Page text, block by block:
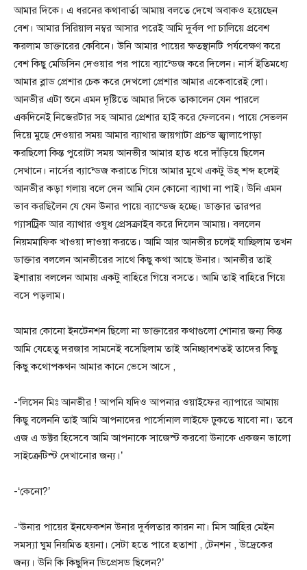
আমার দিকে। এ ধরনের কথাবার্তা আমায় বলতে দেখে অবাকও হয়েছেন
বেশ। আমার সিরিয়াল নম্বর আসার পরেই আমি দুর্বল পা চালিয়ে প্রবেশ
করলাম ডাক্তারের কেবিনে। উনি আমার পায়ের ক্ষতস্থানটি পর্যবেক্ষণ করে
বেশ কিছু মেডিসিন দেওয়ার পর পায়ে ব্যান্ডেজ করে দিলেন। নার্স ইতিমধ্যে
আমার ব্লাড প্রেশার চেক করে দেখলো প্রেশার আমার একেবারেই লো।
আনভীর এটা শুনে এমন দৃষ্টিতে আমার দিকে তাকালেন যেন পারলে
একদিনেই নিজেরটার সহ আমার প্রেশার হাই করে ফেলবেন। পায়ে সেভলন
দিয়ে মুছে দেওয়ার সময় আমার ব্যাথার জায়গাটা প্রচন্ড জ্বালাপোড়া
করছিলো কিন্ত পুরোটা সময় আনভীর আমার হাত ধরে দাঁড়িয়ে ছিলেন
সেখানে। নার্সের ব্যান্ডেজ করাতে গিয়ে আমার মুখে একটু উহ্ শব্দ হলেই
আনভীর কড়া গলায় বলে দেন আমি যেন কোনো ব্যাথা না পাই। উনি এমন
ভাব করছিলৈন যে যেন উনার পায়ে ব্যান্ডেজ হচ্ছে। ডাক্তার তারপর
গ্যাসট্রিক আর ব্যাথার ওষুধ প্রেসক্রাইব করে দিলেন আমায়। বললেন
নিয়মমাফিক খাওয়া দাওয়া করতে। আমি আর আনভীর চলেই যাচ্ছিলাম তখন
ডাক্তার বললেন আনভীরের সাথে কিছু কথা আছে উনার। আনভীর তাই
ইশারায় বললেন আমায় একটু বাহিরে গিয়ে বসতে। আমি তাই বাহিরে গিয়ে
বসে পড়লাম।
আমার কোনো ইনটেনশন ছিলো না ডাক্তারের কথাগুলো শোনার জন্য কিন্ত
আমি যেহেতু দরজার সামনেই বসেছিলাম তাই অনিচ্ছাবশতই তাদের কিছু
কিছু কথোপকথন আমার কানে ভেসে আসে ,
-‘লিসেন মিঃ আনভীর ! আপনি যদিও আপনার ওয়াইফের ব্যাপারে আমায়
কিছু বলেননি তাই আমি আপনাদের পার্সোনাল লাইফে ঢুকতে যাবো না। তবে
এজ এ ডক্টর হিসেবে আমি আপনাকে সাজেস্ট করবো উনাকে একজন ভালো
সাইক্রেটিস্ট দেখানোর জন্য।’
-‘কেনো?’
-‘উনার পায়ের ইনফেকশন উনার দুর্বলতার কারন না। মিস আহির মেইন
সমস্যা ঘুম নিয়মিত হয়না। সেটা হতে পারে হতাশা , টেনশন , উদ্রেকের
জন্য। উনি কি কিছুদিন ডিপ্রেসড ছিলেন?’